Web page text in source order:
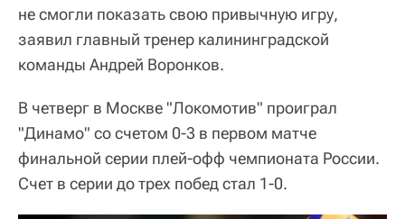
не смогли показать свою привычную игру,
заявил главный тренер калининградской
команды Андрей Воронков.
В четверг в Москве "Локомотив" проиграл
"Динамо" со счетом 0-3 в первом матче
финальной серии плей-офф чемпионата России.
Счет в серии до трех побед стал 1-0.